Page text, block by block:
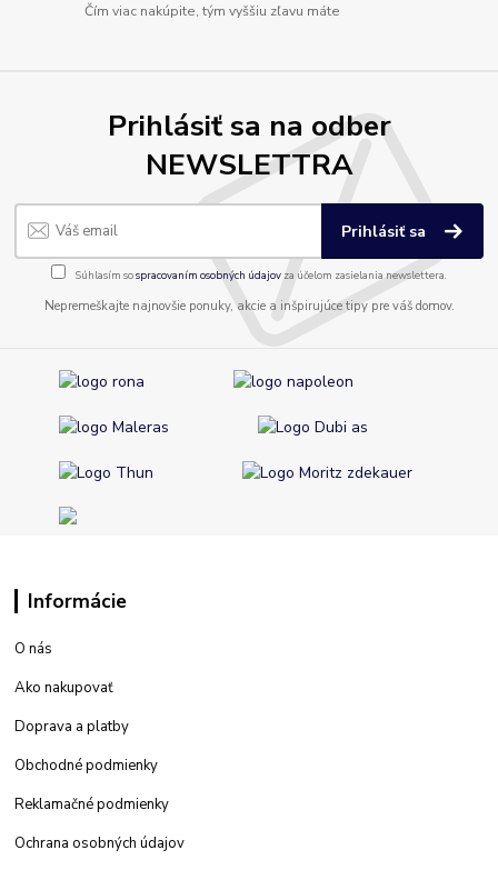
Čím viac nakúpite, tým vyššiu zľavu máte
Prihlásiť sa na odber
NEWSLETTRA
Prihlásiť sa
Súhlasím sospracovaním osobných údajov za účelom zasielania newslettera.
Nepremeškajte najnovšie ponuky, akcie a inšpirujúce tipy pre váš domov.
Informácie
O nás
Ako nakupovať
Doprava a platby
Obchodné podmienky
Reklamačné podmienky
Ochrana osobných údajov